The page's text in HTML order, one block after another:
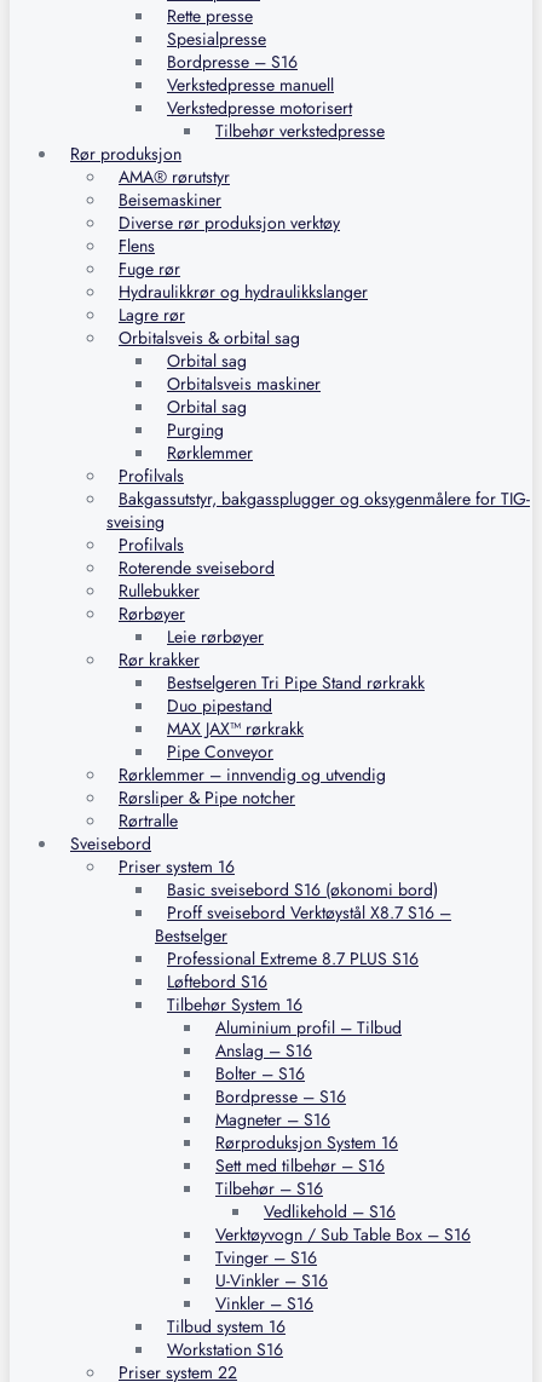
Rette presse
Spesialpresse
Bordpresse – S16
Verkstedpresse manuell
Verkstedpresse motorisert
Tilbehør verkstedpresse
Rør produksjon
AMA® rørutstyr
Beisemaskiner
Diverse rør produksjon verktøy
Flens
Fuge rør
Hydraulikkrør og hydraulikkslanger
Lagre rør
Orbitalsveis & orbital sag
Orbital sag
Orbitalsveis maskiner
Orbital sag
Purging
Rørklemmer
Profilvals
Bakgassutstyr, bakgassplugger og oksygenmålere for TIG-
sveising
Profilvals
Roterende sveisebord
Rullebukker
Rørbøyer
Leie rørbøyer
Rør krakker
Bestselgeren Tri Pipe Stand rørkrakk
Duo pipestand
MAX JAX™ rørkrakk
Pipe Conveyor
Rørklemmer – innvendig og utvendig
Rørsliper & Pipe notcher
Rørtralle
Sveisebord
Priser system 16
Basic sveisebord S16 (økonomi bord)
Proff sveisebord Verktøystål X8.7 S16 –
Bestselger
Professional Extreme 8.7 PLUS S16
Løftebord S16
Tilbehør System 16
Aluminium profil – Tilbud
Anslag – S16
Bolter – S16
Bordpresse – S16
Magneter – S16
Rørproduksjon System 16
Sett med tilbehør – S16
Tilbehør – S16
Vedlikehold – S16
Verktøyvogn / Sub Table Box – S16
Tvinger – S16
U-Vinkler – S16
Vinkler – S16
Tilbud system 16
Workstation S16
Priser system 22